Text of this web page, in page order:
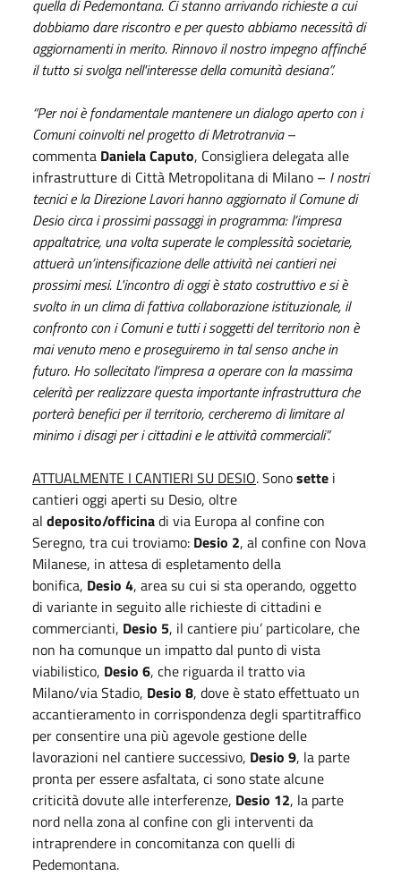
quella di Pedemontana. Ci stanno arrivando richieste a cui
dobbiamo dare riscontro e per questo abbiamo necessità di
aggiornamenti in merito. Rinnovo il nostro impegno affinché
il tutto si svolga nell'interesse della comunità desiana”.
“Per noi è fondamentale mantenere un dialogo aperto con i
Comuni coinvolti nel progetto di Metrotranvia–
commenta Daniela Caputo, Consigliera delegata alle
infrastrutture di Città Metropolitana di Milano – I nostri
tecnici e la Direzione Lavori hanno aggiornato il Comune di
Desio circa i prossimi passaggi in programma: l’impresa
appaltatrice, una volta superate le complessità societarie,
attuerà un’intensificazione delle attività nei cantieri nei
prossimi mesi. L'incontro di oggi è stato costruttivo e si è
svolto in un clima di fattiva collaborazione istituzionale, il
confronto con i Comuni e tutti i soggetti del territorio non è
mai venuto meno e proseguiremo in tal senso anche in
futuro. Ho sollecitato l’impresa a operare con la massima
celerità per realizzare questa importante infrastruttura che
porterà benefici per il territorio, cercheremo di limitare al
minimo i disagi per i cittadini e le attività commerciali”.
ATTUALMENTE I CANTIERI SU DESIO. Sonosette i
cantieri oggi aperti su Desio, oltre
al deposito/officinadi via Europa al confine con
Seregno, tra cui troviamo: Desio 2, al confine con Nova
Milanese, in attesa di espletamento della
bonifica, Desio 4, area su cui si sta operando, oggetto
di variante in seguito alle richieste di cittadini e
commercianti, Desio 5, il cantiere piu’ particolare, che
non ha comunque un impatto dal punto di vista
viabilistico, Desio 6, che riguarda il tratto via
Milano/via Stadio, Desio 8, dove è stato effettuato un
accantieramento in corrispondenza degli spartitraffico
per consentire una più agevole gestione delle
lavorazioni nel cantiere successivo, Desio 9, la parte
pronta per essere asfaltata, ci sono state alcune
criticità dovute alle interferenze, Desio 12, la parte
nord nella zona al confine con gli interventi da
intraprendere in concomitanza con quelli di
Pedemontana.